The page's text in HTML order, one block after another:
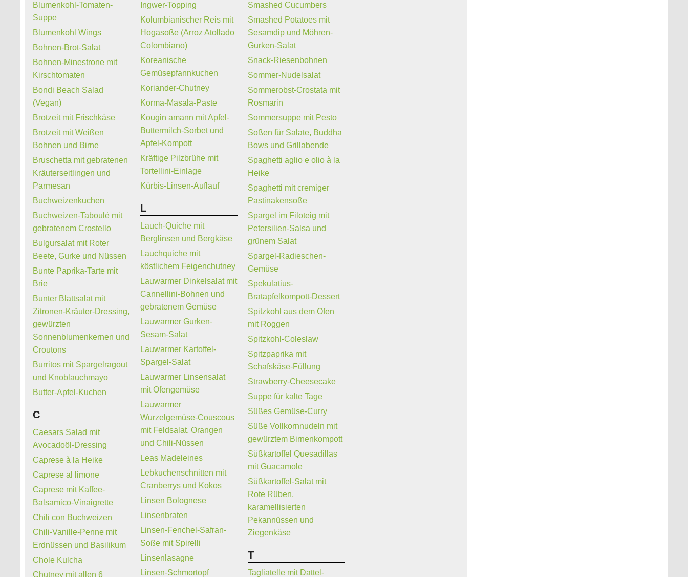
Blumenkohl-Tomaten-
Suppe
Blumenkohl Wings
Bohnen-Brot-Salat
Bohnen-Minestrone mit
Kirschtomaten
Bondi Beach Salad
(Vegan)
Brotzeit mit Frischkäse
Brotzeit mit Weißen
Bohnen und Birne
Bruschetta mit gebratenen
Kräuterseitlingen und
Parmesan
Buchweizenkuchen
Buchweizen-Taboulé mit
gebratenem Crostello
Bulgursalat mit Roter
Beete, Gurke und Nüssen
Bunte Paprika-Tarte mit
Brie
Bunter Blattsalat mit
Zitronen-Kräuter-Dressing,
gewürzten
Sonnenblumenkernen und
Croutons
Burritos mit Spargelragout
und Knoblauchmayo
Butter-Apfel-Kuchen
C
Caesars Salad mit
Avocadoöl-Dressing
Caprese à la Heike
Caprese al limone
Caprese mit Kaffee-
Balsamico-Vinaigrette
Chili con Buchweizen
Chili-Vanille-Penne mit
Erdnüssen und Basilikum
Chole Kulcha
Chutney mit allen 6
Ingwer-Topping
Kolumbianischer Reis mit
Hogasoße (Arroz Atollado
Colombiano)
Koreanische
Gemüsepfannkuchen
Koriander-Chutney
Korma-Masala-Paste
Kougin amann mit Apfel-
Buttermilch-Sorbet und
Apfel-Kompott
Kräftige Pilzbrühe mit
Tortellini-Einlage
Kürbis-Linsen-Auflauf
L
Lauch-Quiche mit
Berglinsen und Bergkäse
Lauchquiche mit
köstlichem Feigenchutney
Lauwarmer Dinkelsalat mit
Cannellini-Bohnen und
gebratenem Gemüse
Lauwarmer Gurken-
Sesam-Salat
Lauwarmer Kartoffel-
Spargel-Salat
Lauwarmer Linsensalat
mit Ofengemüse
Lauwarmer
Wurzelgemüse-Couscous
mit Feldsalat, Orangen
und Chili-Nüssen
Leas Madeleines
Lebkuchenschnitten mit
Cranberrys und Kokos
Linsen Bolognese
Linsenbraten
Linsen-Fenchel-Safran-
Soße mit Spirelli
Linsenlasagne
Linsen-Schmortopf
Smashed Cucumbers
Smashed Potatoes mit
Sesamdip und Möhren-
Gurken-Salat
Snack-Riesenbohnen
Sommer-Nudelsalat
Sommerobst-Crostata mit
Rosmarin
Sommersuppe mit Pesto
Soßen für Salate, Buddha
Bows und Grillabende
Spaghetti aglio e olio à la
Heike
Spaghetti mit cremiger
Pastinakensoße
Spargel im Filoteig mit
Petersilien-Salsa und
grünem Salat
Spargel-Radieschen-
Gemüse
Spekulatius-
Bratapfelkompott-Dessert
Spitzkohl aus dem Ofen
mit Roggen
Spitzkohl-Coleslaw
Spitzpaprika mit
Schafskäse-Füllung
Strawberry-Cheesecake
Suppe für kalte Tage
Süßes Gemüse-Curry
Süße Vollkornnudeln mit
gewürztem Birnenkompott
Süßkartoffel Quesadillas
mit Guacamole
Süßkartoffel-Salat mit
Rote Rüben,
karamellisierten
Pekannüssen und
Ziegenkäse
T
Tagliatelle mit Dattel-